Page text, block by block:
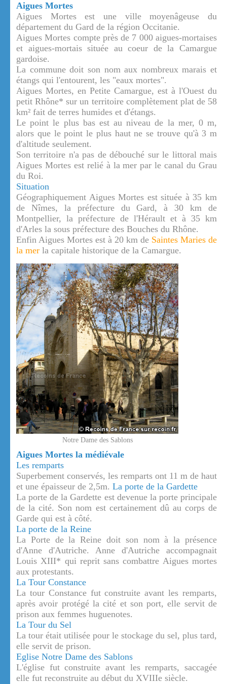
Aigues Mortes
Aigues Mortes est une ville moyenâgeuse du
département du Gard de la région Occitanie.
Aigues Mortes compte près de 7 000 aigues-mortaises
et aigues-mortais située au coeur de la Camargue
gardoise.
La commune doit son nom aux nombreux marais et
étangs qui l'entourent, les "eaux mortes".
Aigues Mortes, en Petite Camargue, est à l'Ouest du
petit Rhône* sur un territoire complètement plat de 58
km² fait de terres humides et d'étangs.
Le point le plus bas est au niveau de la mer, 0 m,
alors que le point le plus haut ne se trouve qu'à 3 m
d'altitude seulement.
Son territoire n'a pas de débouché sur le littoral mais
Aigues Mortes est relié à la mer par le canal du Grau
du Roi.
Situation
Géographiquement Aigues Mortes est située à 35 km
de Nîmes, la préfecture du Gard, à 30 km de
Montpellier, la préfecture de l'Hérault et à 35 km
d'Arles la sous préfecture des Bouches du Rhône.
Enfin Aigues Mortes est à 20 km de Saintes Maries de
la mer la capitale historique de la Camargue.
Notre Dame des Sablons
Aigues Mortes la médiévale
Les remparts
Superbement conservés, les remparts ont 11 m de haut
et une épaisseur de 2,5m. La porte de la Gardette
La porte de la Gardette est devenue la porte principale
de la cité. Son nom est certainement dû au corps de
Garde qui est à côté.
La porte de la Reine
La Porte de la Reine doit son nom à la présence
d'Anne d'Autriche. Anne d'Autriche accompagnait
Louis XIII* qui reprit sans combattre Aigues mortes
aux protestants.
La Tour Constance
La tour Constance fut construite avant les remparts,
après avoir protégé la cité et son port, elle servit de
prison aux femmes huguenotes.
La Tour du Sel
La tour était utilisée pour le stockage du sel, plus tard,
elle servit de prison.
Eglise Notre Dame des Sablons
L'église fut construite avant les remparts, saccagée
elle fut reconstruite au début du XVIIIe siècle.